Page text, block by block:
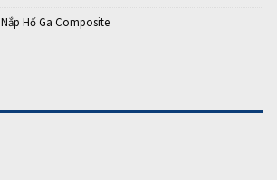
Nắp Hố Ga Composite